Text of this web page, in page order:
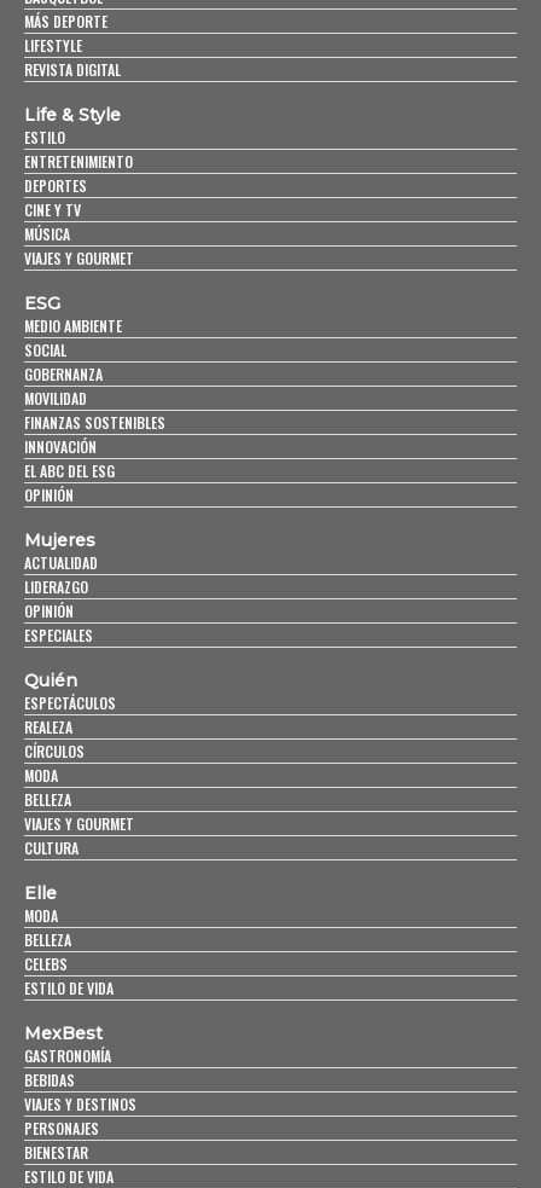
MÁS DEPORTE
LIFESTYLE
REVISTA DIGITAL
Life & Style
ESTILO
ENTRETENIMIENTO
DEPORTES
CINE Y TV
MÚSICA
VIAJES Y GOURMET
ESG
MEDIO AMBIENTE
SOCIAL
GOBERNANZA
MOVILIDAD
FINANZAS SOSTENIBLES
INNOVACIÓN
EL ABC DEL ESG
OPINIÓN
Mujeres
ACTUALIDAD
LIDERAZGO
OPINIÓN
ESPECIALES
Quién
ESPECTÁCULOS
REALEZA
CÍRCULOS
MODA
BELLEZA
VIAJES Y GOURMET
CULTURA
Elle
MODA
BELLEZA
CELEBS
ESTILO DE VIDA
MexBest
GASTRONOMÍA
BEBIDAS
VIAJES Y DESTINOS
PERSONAJES
BIENESTAR
ESTILO DE VIDA